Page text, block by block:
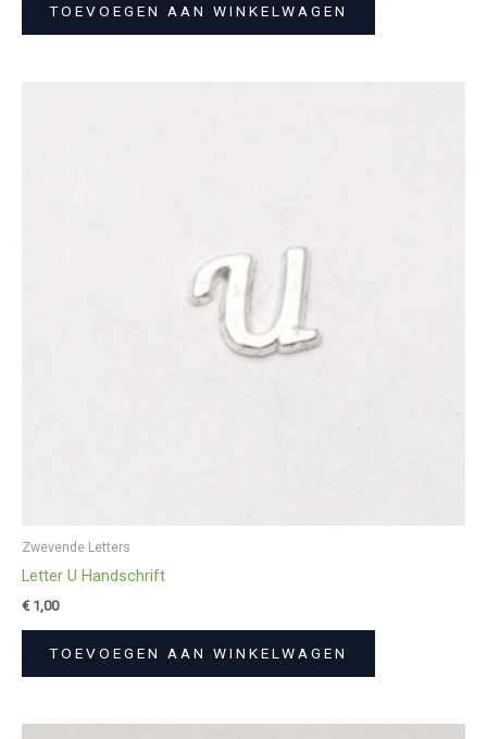
TOEVOEGEN AAN WINKELWAGEN
Zwevende Letters
Letter U Handschrift
€1,00
TOEVOEGEN AAN WINKELWAGEN